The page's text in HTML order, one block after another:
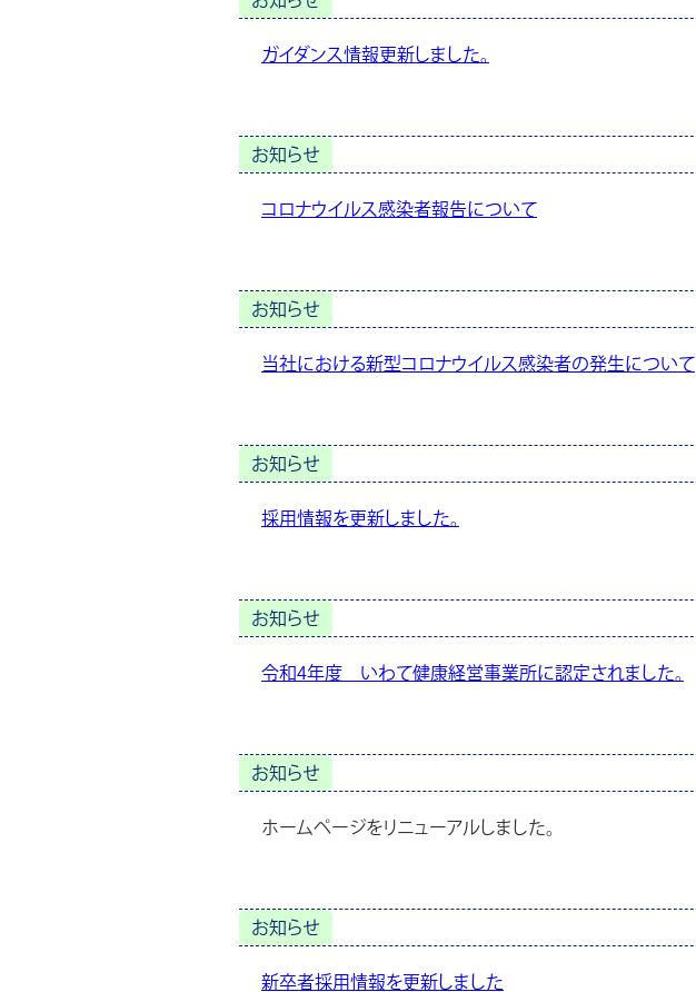
ガイダンス情報更新しました。
お知らせ
コロナウイルス感染者報告について
お知らせ
当社における新型コロナウイルス感染者の発生について
お知らせ
採用情報を更新しました。
お知らせ
令和4年度 いわて健康経営事業所に認定されました。
お知らせ
ホームページをリニューアルしました。
お知らせ
新卒者採用情報を更新しました